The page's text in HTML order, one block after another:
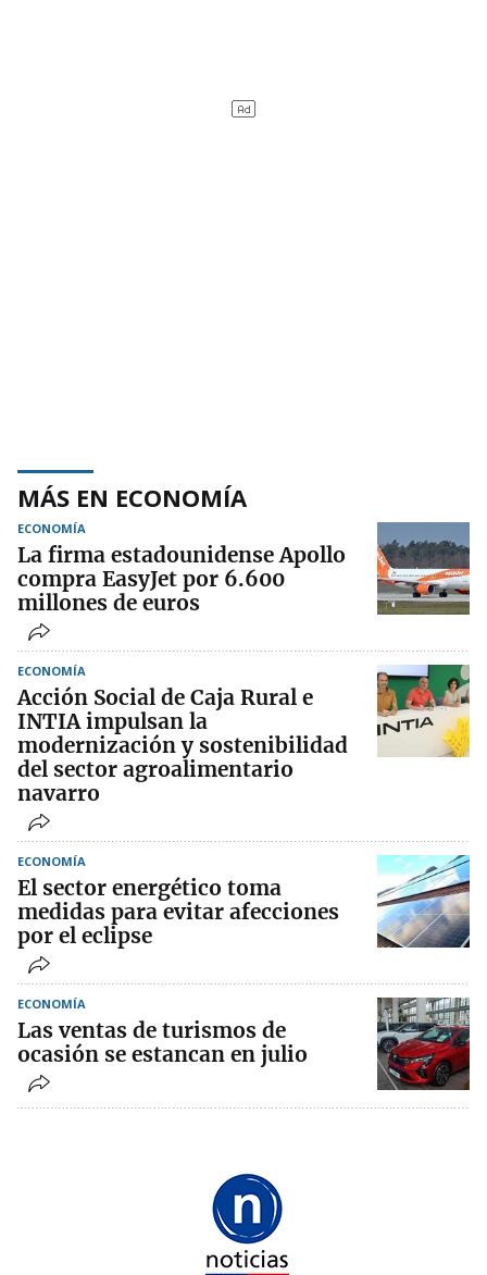
MÁS EN ECONOMÍA
ECONOMÍA
La firma estadounidense Apollo
compra EasyJet por 6.600
millones de euros
ECONOMÍA
Acción Social de Caja Rural e
INTIA impulsan la
modernización y sostenibilidad
del sector agroalimentario
navarro
ECONOMÍA
El sector energético toma
medidas para evitar afecciones
por el eclipse
ECONOMÍA
Las ventas de turismos de
ocasión se estancan en julio